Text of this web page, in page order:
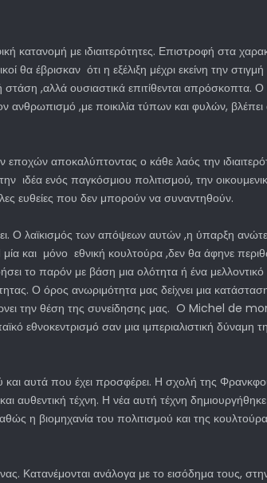
κατανομή με ιδιαιτερότητες. Επιστροφή στα
θα έβρισκαν ότι η εξέλιξη μέχρι εκείνη την
,αλλά ουσιαστικά επιτίθενται
,με ποικιλία τύπων και φυλών, βλέπει
αποκαλύπτοντας ο κάθε λαός την
ενός παγκόσμιου πολιτισμού, την
ευθείες που δεν μπορούν να συναντηθούν.
Ο λαϊκισμός των απόψεων αυτών ,η ύπαρξη
μόνο εθνική κουλτούρα ,δεν θα άφηνε
το παρόν με βάση μια ολότητα ή ένα
Ο όρος ανωριμότητα μας δείχνει μια
την θέση της συνείδησης μας. O Michel de
εθνοκεντρισμό σαν μια ιμπεριαλιστική
που έχει προσφέρει. Η σχολή της
αυθεντική τέχνη. Η νέα αυτή τέχνη
η βιομηχανία του πολιτισμού και της
Κατανέμονται ανάλογα με το εισόδημα τους,